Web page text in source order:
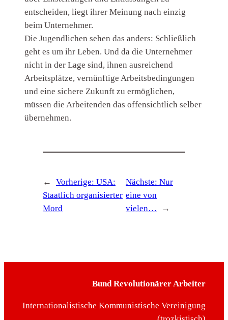
entscheiden, liegt ihrer Meinung nach einzig
beim Unternehmer.
Die Jugendlichen sehen das anders: Schließlich
geht es um ihr Leben. Und da die Unternehmer
nicht in der Lage sind, ihnen ausreichend
Arbeitsplätze, vernünftige Arbeitsbedingungen
und eine sichere Zukunft zu ermöglichen,
müssen die Arbeitenden das offensichtlich selber
übernehmen.
← Vorherige: USA:
Staatlich organisierter
Mord
Nächste:Nur
eine von
vielen…
→
Bund Revolutionärer Arbeiter
Internationalistische Kommunistische Vereinigung